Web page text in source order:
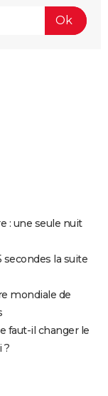
: une seule nuit
secondes la suite
mondiale de
faut-il changer le
?